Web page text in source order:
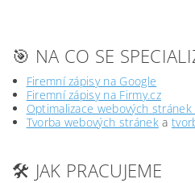
🎯 NA CO SE
Firemní zápisy na Google
Firemní zápisy na Firmy.cz
Optimalizace webových
Tvorba webových stráneka
🛠️ JAK PRACUJEME